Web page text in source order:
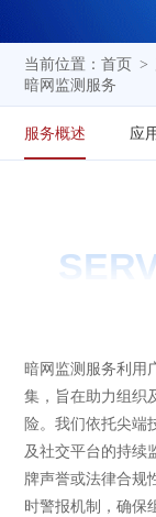
当前位置：首页 >
暗网监测服务
服务概述 应
暗网监测服务利用
集，旨在助力组织
险。我们依托尖端
及社交平台的持续
牌声誉或法律合规
时警报机制，确保